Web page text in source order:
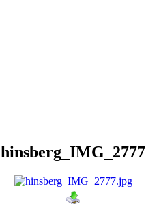
hinsberg_IMG_2777